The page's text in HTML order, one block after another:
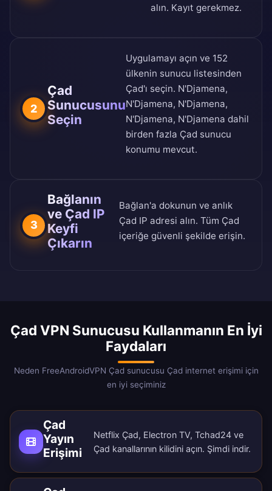
alın. Kayıt gerekmez.
2
Çad
Sunucusunu
Seçin
Uygulamayı açın ve 152
ülkenin sunucu listesinden
Çad'ı seçin. N'Djamena,
N'Djamena, N'Djamena,
N'Djamena, N'Djamena dahil
birden fazla Çad sunucu
konumu mevcut.
3
Bağlanın
ve Çad IP
Keyfi
Çıkarın
Bağlan'a dokunun ve anlık
Çad IP adresi alın. Tüm Çad
içeriğe güvenli şekilde erişin.
Çad VPN Sunucusu Kullanmanın En İyi
Faydaları
Neden FreeAndroidVPN Çad sunucusu Çad internet erişimi için
en iyi seçiminiz
Çad
Yayın
Erişimi
Netflix Çad, Electron TV, Tchad24 ve
Çad kanallarının kilidini açın. Şimdi indir.